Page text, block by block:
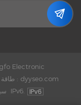
طاقة من : dyyseo.com
دعم شبكة IPv6.